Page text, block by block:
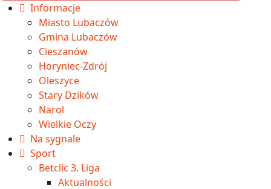
Informacje
Miasto Lubaczów
Gmina Lubaczów
Cieszanów
Horyniec-Zdrój
Oleszyce
Stary Dzików
Narol
Wielkie Oczy
Na sygnale
Sport
Betclic 3. Liga
Aktualności